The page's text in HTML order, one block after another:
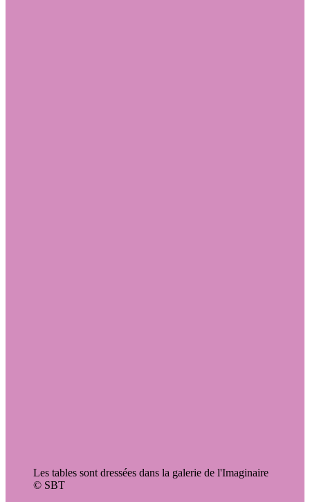
Les tables sont dressées dans la galerie de l'Imaginaire
© SBT